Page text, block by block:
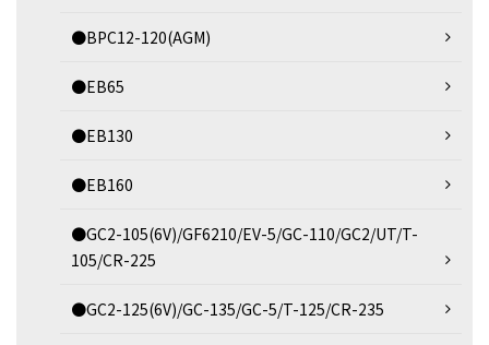
●BPC12-120(AGM)
●EB65
●EB130
●EB160
●GC2-105(6V)/GF6210/EV-5/GC-110/GC2/UT/T-
105/CR-225
●GC2-125(6V)/GC-135/GC-5/T-125/CR-235